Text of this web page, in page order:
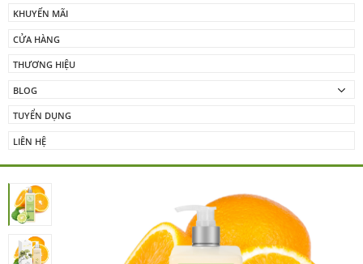
KHUYẾN MÃI
CỬA HÀNG
THƯƠNG HIỆU
BLOG
TUYỂN DỤNG
LIÊN HỆ